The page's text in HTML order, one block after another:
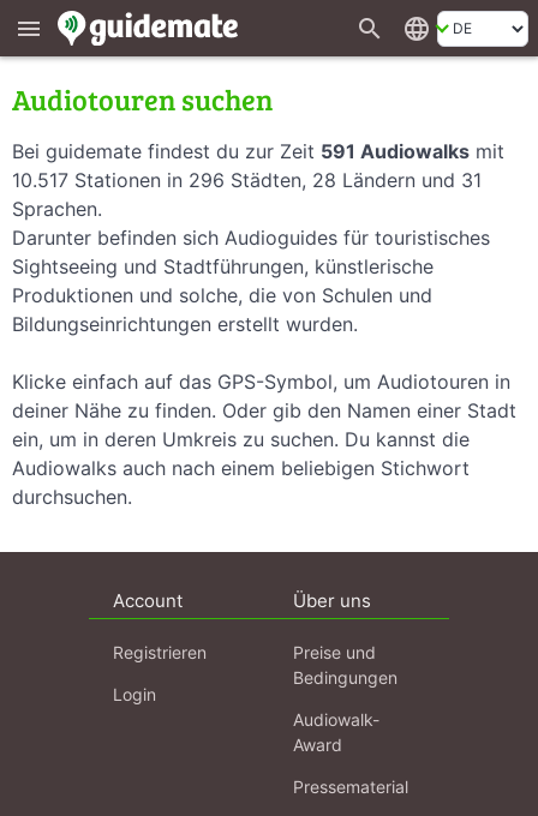
menu search language
Audiotouren suchen
Bei guidemate findest du zur Zeit 591 Audiowalks mit
10.517 Stationen in 296 Städten, 28 Ländern und 31
Sprachen.
Darunter befinden sich Audioguides für touristisches
Sightseeing und Stadtführungen, künstlerische
Produktionen und solche, die von Schulen und
Bildungseinrichtungen erstellt wurden.
Klicke einfach auf das GPS-Symbol, um Audiotouren in
deiner Nähe zu finden. Oder gib den Namen einer Stadt
ein, um in deren Umkreis zu suchen. Du kannst die
Audiowalks auch nach einem beliebigen Stichwort
durchsuchen.
Account
Registrieren
Login
Über uns
Preise und
Bedingungen
Audiowalk-
Award
Pressematerial